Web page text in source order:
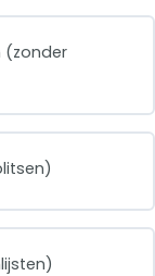
(zonder